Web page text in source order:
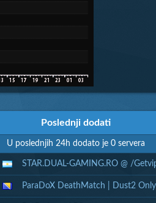
Poslednji dodati
U poslednjih 24h dodato je 0 servera
STAR.DUAL-GAMING.RO @ /
ParaDoX DeathMatch | Dust2 Only